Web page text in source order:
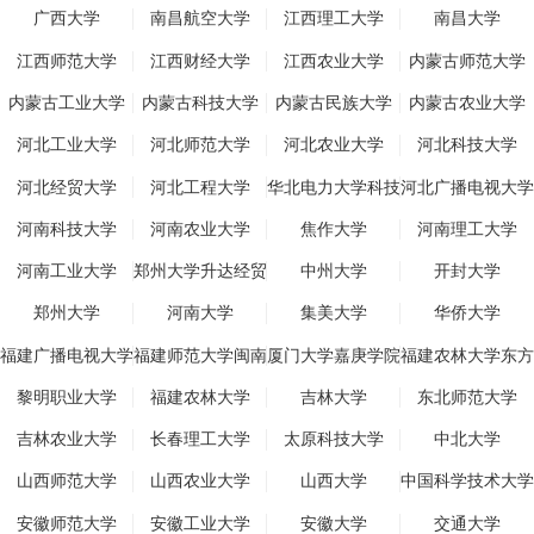
广西大学 南昌航空大学 江西理工大学 南昌大学
江西师范大学 江西财经大学 江西农业大学 内蒙古师范大学
内蒙古工业大学 内蒙古科技大学 内蒙古民族大学 内蒙古农业大学
河北工业大学 河北师范大学 河北农业大学 河北科技大学
河北经贸大学 河北工程大学 华北电力大学科技
学院
河北广播电视大学
河南科技大学 河南农业大学 焦作大学 河南理工大学
河南工业大学 郑州大学升达经贸
管理学院
中州大学 开封大学
郑州大学 河南大学 集美大学 华侨大学
福建广播电视大学福建师范大学闽南
科技学院
厦门大学嘉庚学院福建农林大学东方
学院
黎明职业大学 福建农林大学 吉林大学 东北师范大学
吉林农业大学 长春理工大学 太原科技大学 中北大学
山西师范大学 山西农业大学 山西大学 中国科学技术大学
安徽师范大学 安徽工业大学 安徽大学 交通大学